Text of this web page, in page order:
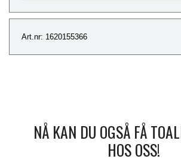
Art.nr: 1620155366
NÅ KAN DU OGSÅ FÅ
HOS OSS!